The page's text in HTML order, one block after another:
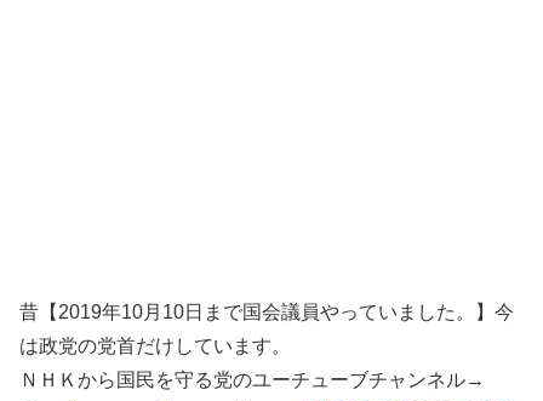
昔【2019年10月10日まで国会議員やっていました。】今
は政党の党首だけしています。
ＮＨＫから国民を守る党のユーチューブチャンネル→